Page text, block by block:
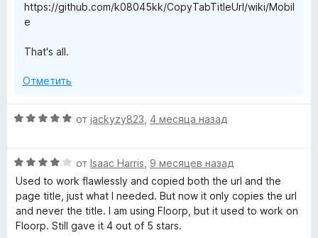
https://github.com/k08045kk/CopyTabTitleUrl/wiki/Mobil
e
That's all.
Отметить
О
н
е
н
о
н
от jackyzy823 4 месяца назад
О
ц
е
н
е
от Isaac Harris 9 месяцев назад
Used to work flawlessly and copied both the url and the
page title, just what I needed. But now it only copies the url
and never the title. I am using Floorp, but it used to work on
Floorp. Still gave it 4 out of 5 stars.